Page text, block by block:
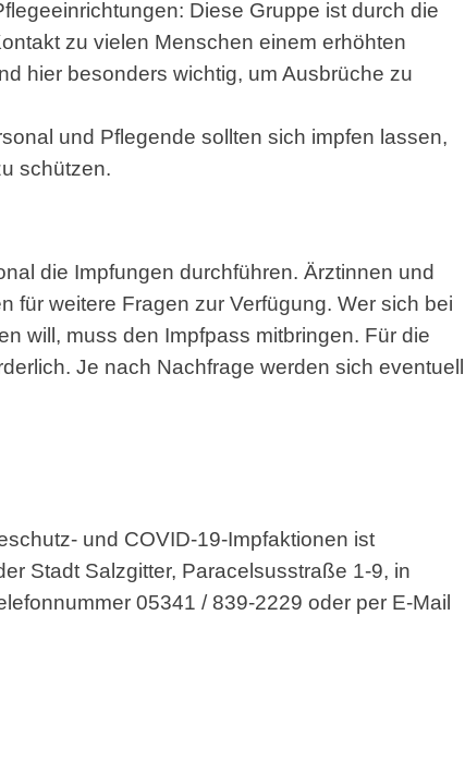
Diese Gruppe ist durch die
zu vielen Menschen einem erhöhten
hier besonders wichtig, um Ausbrüche zu
und Pflegende sollten sich impfen lassen,
schützen.
die Impfungen durchführen. Ärztinnen und
für weitere Fragen zur Verfügung. Wer sich bei
will, muss den Impfpass mitbringen. Für die
Je nach Nachfrage werden sich eventuell
und COVID-19-Impfaktionen ist
Stadt Salzgitter, Paracelsusstraße 1-9, in
05341 / 839-2229 oder per E-Mail